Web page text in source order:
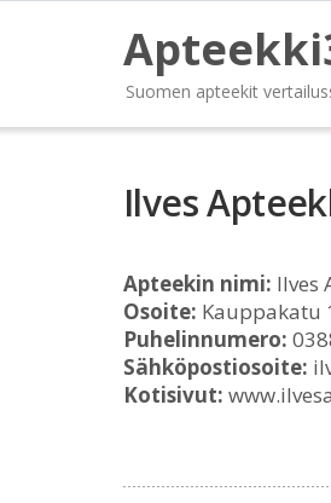
Suomen apteekit
Ilves
Apteekin nimi: Ilves
Osoite: Kauppakatu
Puhelinnumero:
Sähköpostiosoite:
Kotisivut: